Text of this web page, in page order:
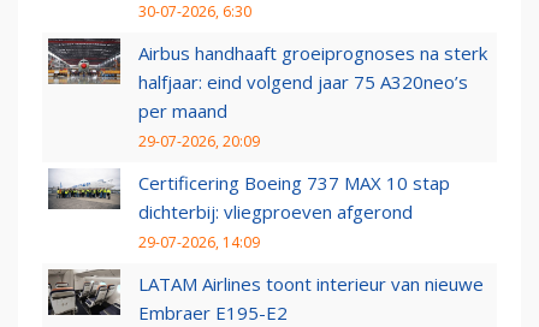
30-07-2026, 6:30
Airbus handhaaft groeiprognoses na sterk
halfjaar: eind volgend jaar 75 A320neo’s
per maand
29-07-2026, 20:09
Certificering Boeing 737 MAX 10 stap
dichterbij: vliegproeven afgerond
29-07-2026, 14:09
LATAM Airlines toont interieur van nieuwe
Embraer E195-E2